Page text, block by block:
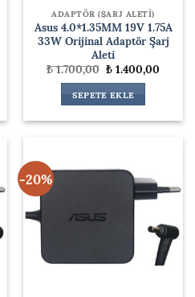
ADAPTÖR (ŞARJ ALETİ)
Asus 4.0*1.35MM 19V 1.75A
33W Orijinal Adaptör Şarj
Aleti
₺1.700,00Orijinal
fiyat:
₺ 1.700,00.
₺1.400,00
SEPETE EKLE
-20%